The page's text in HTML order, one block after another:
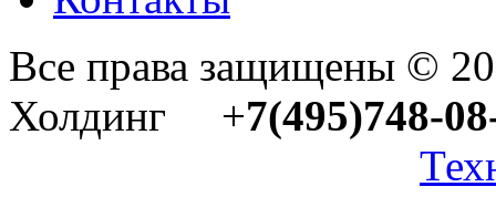
Все права защищены ©
Холдинг +7(495)748-